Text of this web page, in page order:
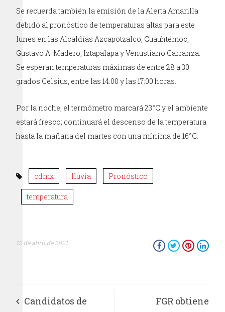
Se recuerda también la emisión de la Alerta Amarilla
debido al pronóstico de temperaturas altas para este
lunes en las Alcaldías Azcapotzalco, Cuauhtémoc,
Gustavo A. Madero, Iztapalapa y Venustiano Carranza.
Se esperan temperaturas máximas de entre 28 a 30
grados Celsius, entre las 14:00 y las 17:00 horas.
Por la noche, el termómetro marcará 23°C y el ambiente
estará fresco; continuará el descenso de la temperatura
hasta la mañana del martes con una mínima de 16°C.
cdmx lluvia Pronóstico
temperatura
12 de abril de 2021
Candidatos de FGR obtiene